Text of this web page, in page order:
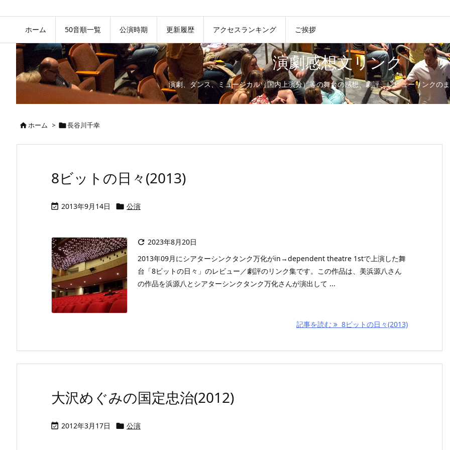
ホーム 50音順一覧 公演時期 更新履歴 アクセスランキング ご挨拶
演劇感想文リンク
演劇、ダンス、ミュージカル（国内上演分）等の舞台の感想、劇評、レビューリンクの
ホーム > 長谷川千幸
8ビットの日々(2013)
 2013年9月14日  公演
 2023年8月20日
2013年09月にシアターシンクタンク万化がin→dependent theatre 1stで上演した舞
台「8ビットの日々」のレビュー／劇評のリンク集です。この作品は、美浜源八さん
の作品を浜源八とシアターシンクタンク万化さんが演出して ...
記事を読む 8ビットの日々(2013)
大沢めぐみの国定忠治(2012)
 2012年3月17日  公演